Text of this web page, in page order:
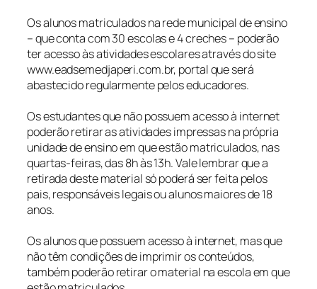
Os alunos matriculados na rede municipal de ensino
– que conta com 30 escolas e 4 creches – poderão
ter acesso às atividades escolares através do site
www.eadsemedjaperi.com.br, portal que será
abastecido regularmente pelos educadores.
Os estudantes que não possuem acesso à internet
poderão retirar as atividades impressas na própria
unidade de ensino em que estão matriculados, nas
quartas-feiras, das 8h às 13h. Vale lembrar que a
retirada deste material só poderá ser feita pelos
pais, responsáveis legais ou alunos maiores de 18
anos.
Os alunos que possuem acesso à internet, mas que
não têm condições de imprimir os conteúdos,
também poderão retirar o material na escola em que